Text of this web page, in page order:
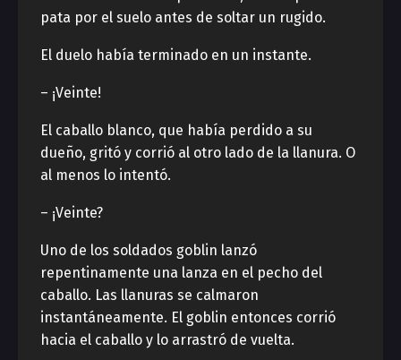
pata por el suelo antes de soltar un rugido.
El duelo había terminado en un instante.
– ¡Veinte!
El caballo blanco, que había perdido a su
dueño, gritó y corrió al otro lado de la llanura. O
al menos lo intentó.
– ¡Veinte?
Uno de los soldados goblin lanzó
repentinamente una lanza en el pecho del
caballo. Las llanuras se calmaron
instantáneamente. El goblin entonces corrió
hacia el caballo y lo arrastró de vuelta.